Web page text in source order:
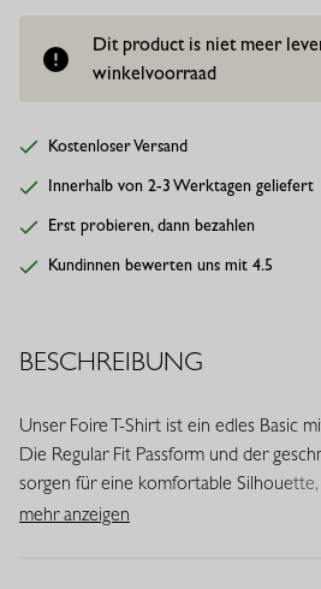
Dit product is niet meer
winkelvoorraad
Kostenloser Versand
Innerhalb von 2-3 Werktagen geliefert
Erst probieren, dann bezahlen
Kundinnen bewerten uns mit 4.5
BESCHREIBUNG
Unser Foire T-Shirt ist ein edles Basic
Die Regular Fit Passform und der
sorgen für eine komfortable Silhouette,
Dreiviertelärmel und der
mehr anzeigen